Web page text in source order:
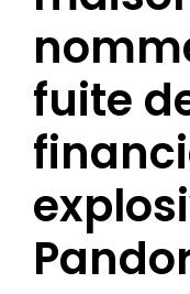
fuite